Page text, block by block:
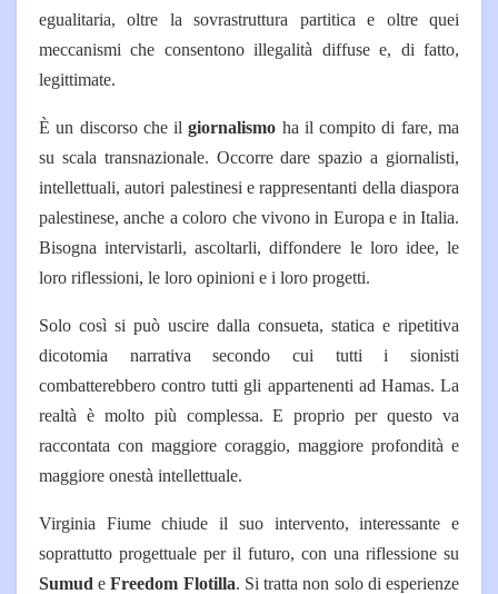
egualitaria, oltre la sovrastruttura partitica e oltre quei
meccanismi che consentono illegalità diffuse e, di fatto,
legittimate.
È un discorso che ilgiornalismo ha il compito di fare, ma
su scala transnazionale. Occorre dare spazio a giornalisti,
intellettuali, autori palestinesi e rappresentanti della diaspora
palestinese, anche a coloro che vivono in Europa e in Italia.
Bisogna intervistarli, ascoltarli, diffondere le loro idee, le
loro riflessioni, le loro opinioni e i loro progetti.
Solo così si può uscire dalla consueta, statica e ripetitiva
dicotomia narrativa secondo cui tutti i sionisti
combatterebbero contro tutti gli appartenenti ad Hamas. La
realtà è molto più complessa. E proprio per questo va
raccontata con maggiore coraggio, maggiore profondità e
maggiore onestà intellettuale.
Virginia Fiume chiude il suo intervento, interessante e
soprattutto progettuale per il futuro, con una riflessione su
Sumud eFreedom Flotilla. Si tratta non solo di esperienze